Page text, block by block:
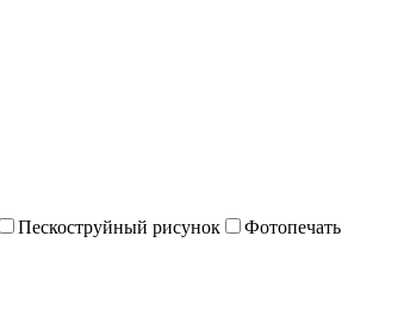
Пескоструйный рисунок
Фотопечать